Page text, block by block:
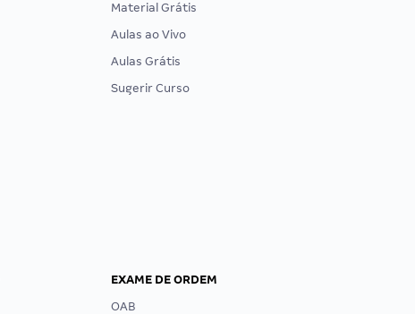
Material Grátis
Aulas ao Vivo
Aulas Grátis
Sugerir Curso
EXAME DE ORDEM
OAB